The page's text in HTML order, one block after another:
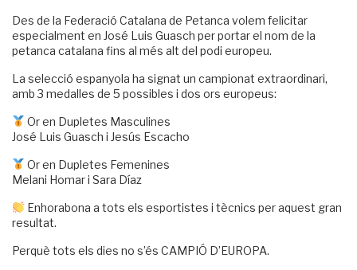
Des de la Federació Catalana de Petanca volem felicitar
especialment en José Luis Guasch per portar el nom de la
petanca catalana fins al més alt del podi europeu.
La selecció espanyola ha signat un campionat extraordinari,
amb 3 medalles de 5 possibles i dos ors europeus:
Or en Dupletes Masculines
José Luis Guasch i Jesús Escacho
Or en Dupletes Femenines
Melani Homar i Sara Díaz
Enhorabona a tots els esportistes i tècnics per aquest gran
resultat.
Perquè tots els dies no s’és CAMPIÓ D’EUROPA.